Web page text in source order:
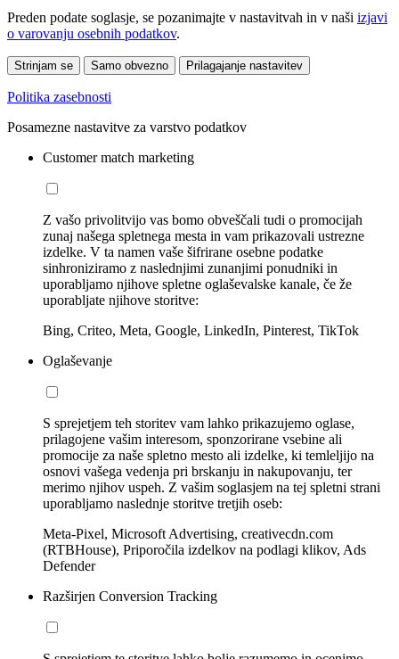
Preden podate soglasje, se pozanimajte v nastavitvah in v naši izjavi
o varovanju osebnih podatkov.
Strinjam se Samo obvezno Prilagajanje nastavitev
Politika zasebnosti
Posamezne nastavitve za varstvo podatkov
Customer match marketing
Z vašo privolitvijo vas bomo obveščali tudi o promocijah
zunaj našega spletnega mesta in vam prikazovali ustrezne
izdelke. V ta namen vaše šifrirane osebne podatke
sinhroniziramo z naslednjimi zunanjimi ponudniki in
uporabljamo njihove spletne oglaševalske kanale, če že
uporabljate njihove storitve:
Bing, Criteo, Meta, Google, LinkedIn, Pinterest, TikTok
Oglaševanje
S sprejetjem teh storitev vam lahko prikazujemo oglase,
prilagojene vašim interesom, sponzorirane vsebine ali
promocije za naše spletno mesto ali izdelke, ki temleljijo na
osnovi vašega vedenja pri brskanju in nakupovanju, ter
merimo njihov uspeh. Z vašim soglasjem na tej spletni strani
uporabljamo naslednje storitve tretjih oseb:
Meta-Pixel, Microsoft Advertising, creativecdn.com
(RTBHouse), Priporočila izdelkov na podlagi klikov, Ads
Defender
Razširjen Conversion Tracking